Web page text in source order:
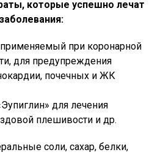
которые успешно лечат
применяемый при коронарной
для предупреждения
почечных и ЖК
для лечения
плешивости и др.
соли, сахар, белки,